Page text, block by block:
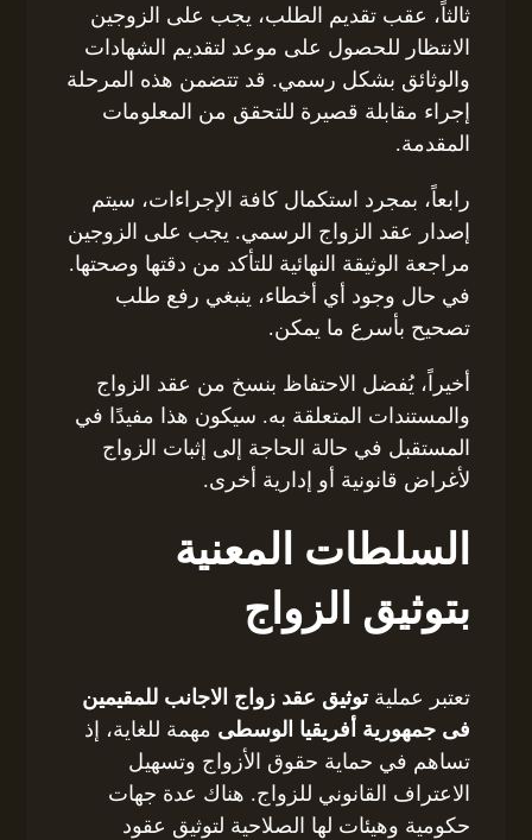
ثالثاً، عقب تقديم الطلب، يجب على الزوجين
الانتظار للحصول على موعد لتقديم الشهادات
والوثائق بشكل رسمي. قد تتضمن هذه المرحلة
إجراء مقابلة قصيرة للتحقق من المعلومات
المقدمة.
رابعاً، بمجرد استكمال كافة الإجراءات، سيتم
إصدار عقد الزواج الرسمي. يجب على الزوجين
مراجعة الوثيقة النهائية للتأكد من دقتها وصحتها.
في حال وجود أي أخطاء، ينبغي رفع طلب
تصحيح بأسرع ما يمكن.
أخيراً، يُفضل الاحتفاظ بنسخ من عقد الزواج
والمستندات المتعلقة به. سيكون هذا مفيدًا في
المستقبل في حالة الحاجة إلى إثبات الزواج
لأغراض قانونية أو إدارية أخرى.
السلطات المعنية
بتوثيق الزواج
تعتبر عمليةتوثيق عقد زواج الاجانب للمقيمين
فى جمهورية أفريقيا الوسطى مهمة للغاية، إذ
تساهم في حماية حقوق الأزواج وتسهيل
الاعتراف القانوني للزواج. هناك عدة جهات
حكومية وهيئات لها الصلاحية لتوثيق عقود